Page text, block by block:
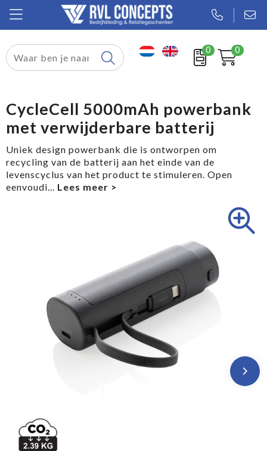
0 0
Relatiegeschenken
Tassen
Sport
Werkkleding
CycleCell 5000mAh powerbank
met verwijderbare batterij
Uniek design powerbank die is ontworpen om
recycling van de batterij aan het einde van de
levenscyclus van het product te stimuleren. Open
eenvoudi...